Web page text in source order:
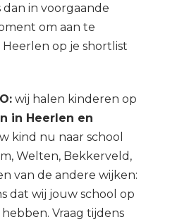
in voorgaande
om aan te
Heerlen op je shortlist
wij halen kinderen op
in Heerlen en
kind nu naar school
Welten, Bekkerveld,
van de andere wijken:
dat wij jouw school op
Vraag tijdens